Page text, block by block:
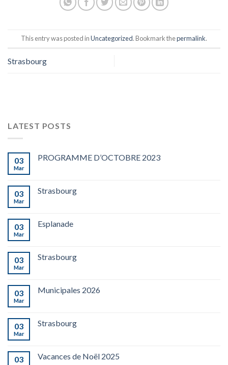
This entry was posted inUncategorized. Bookmark thepermalink.
Strasbourg
LATEST POSTS
03
Mar
PROGRAMME D’OCTOBRE 2023
03
Mar
Strasbourg
03
Mar
Esplanade
03
Mar
Strasbourg
03
Mar
Municipales 2026
03
Mar
Strasbourg
03 Vacances de Noël 2025